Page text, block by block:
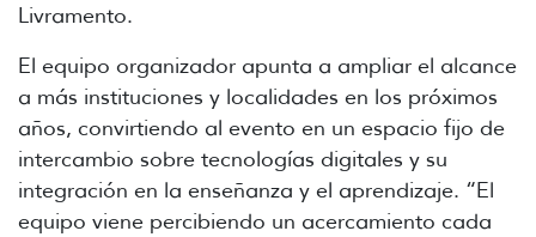
Livramento.
El equipo organizador apunta a ampliar el alcance
a más instituciones y localidades en los próximos
años, convirtiendo al evento en un espacio fijo de
intercambio sobre tecnologías digitales y su
integración en la enseñanza y el aprendizaje. “El
equipo viene percibiendo un acercamiento cada